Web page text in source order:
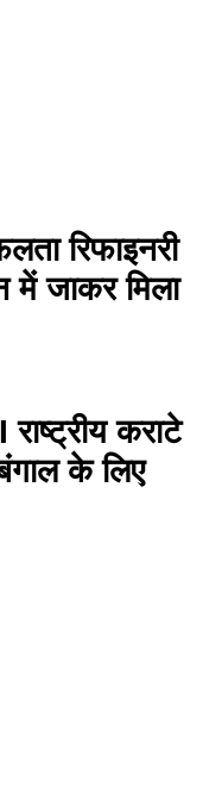
रिफाइनरी
में जाकर मिला
कराटे
के लिए